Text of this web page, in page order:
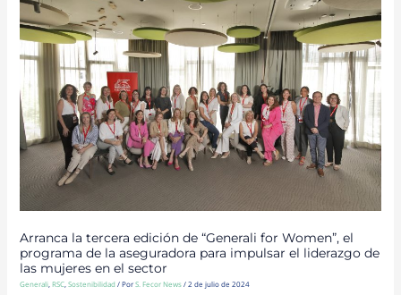
Arranca la tercera edición de “Generali for Women”, el
programa de la aseguradora para impulsar el liderazgo de
las mujeres en el sector
Generali ,RSC ,Sostenibilidad/ PorS. Fecor News/2 de julio de 2024
TERCERA
EDICIÓN
DE
“GENERALI
FOR
WOMEN”,
EL
PROGRAMA
DE
LA
ASEGURADORA
PARA
IMPULSAR
EL
LIDERAZGO
DE
LAS
MUJERES
EL